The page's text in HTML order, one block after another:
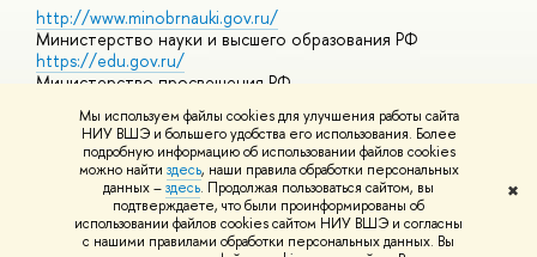
Мы используем файлы cookies для улучшения работы сайта
НИУ ВШЭ и большего удобства его использования. Более
подробную информацию об использовании файлов cookies
можно найти здесь, наши правила обработки персональных
данных –здесь. Продолжая пользоваться сайтом, вы
подтверждаете, что были проинформированы об
использовании файлов cookies сайтом НИУ ВШЭ и согласны
с нашими правилами обработки персональных данных. Вы
✖
http://www.minobrnauki.gov.ru/
Министерство науки и высшего образования РФ
https://edu.gov.ru/
Министерство просвещения РФ
Массовые открытые онлайн-курсы
© НИУ ВШЭ 1993–2026 Адреса и контактыУсловия
использования материалов Политика конфиденциальности
Шрифты HSE Sans и HSE Slab разработаны вШколе дизайна НИУ